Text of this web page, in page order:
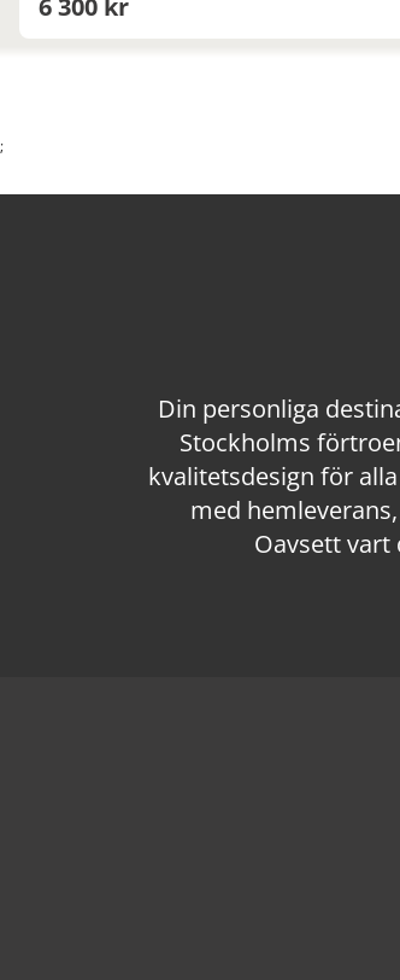
6 300 kr
;
Din personliga
Stockholms
kvalitetsdesign för
med
Oavsett vart